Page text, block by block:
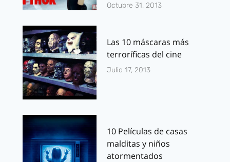
Octubre 31, 2013
Las 10 máscaras más
terroríficas del cine
Julio 17, 2013
10 Películas de casas
malditas y niños
atormentados